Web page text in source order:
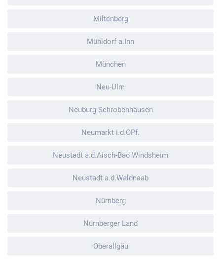
Miltenberg
Mühldorf a.Inn
München
Neu-Ulm
Neuburg-Schrobenhausen
Neumarkt i.d.OPf.
Neustadt a.d.Aisch-Bad Windsheim
Neustadt a.d.Waldnaab
Nürnberg
Nürnberger Land
Oberallgäu